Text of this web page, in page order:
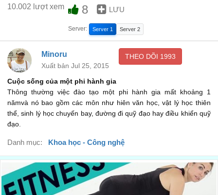
astrophysics
sinh lý học chuyến bay
orbital trajectories
đường đi quỹ đạo
00:24
or orbital management
hay điều khiển quỹ đạo
Một phần khác trong việc đào tạo
basic training is survival training
cơ bản1 phi hành gia là đào tạo sự sinh tồn
10.002 lượt xem 8 LƯU
Server: Server 1 Server 2
Minoru
Xuất bản Jul 25, 2015
THEO DÕI 1993
Cuộc sống của một phi hành gia
Thông thường việc đào tạo một phi hành gia mất khoảng 1
nămvà nó bao gồm các môn như hiên văn học, vật lý học thiên
thể, sinh lý học chuyến bay, đường đi quỹ đạo hay điều khiển quỹ
đạo.
Danh mục: Khoa học - Công nghệ